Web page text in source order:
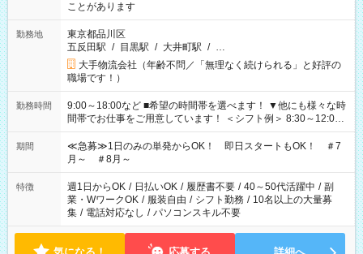
ことがあります
勤務地
東京都品川区
五反田駅 / 目黒駅 / 大井町駅 / …
大手物流会社（年齢不問／「無理なく続けられる」と好評の
職場です！）
勤務時間
9:00～18:00など ■希望の時間帯を選べます！ ▼他にも様々な時
間帯でお仕事をご用意しています！ ＜シフト例＞ 8:30～12:00
17:00～22:00 13:00～22:00 22:00～翌6:00 など
期間
≪急募≫1日のみの単発からOK！ 即日スタートもOK！ ＃7
月～ ＃8月～
特徴 週1日からOK / 日払いOK / 履歴書不要 / 40～50代活躍中 / 副
業・WワークOK / 服装自由 / シフト勤務 / 10名以上の大量募
集 / 電話対応なし / パソコンスキル不要